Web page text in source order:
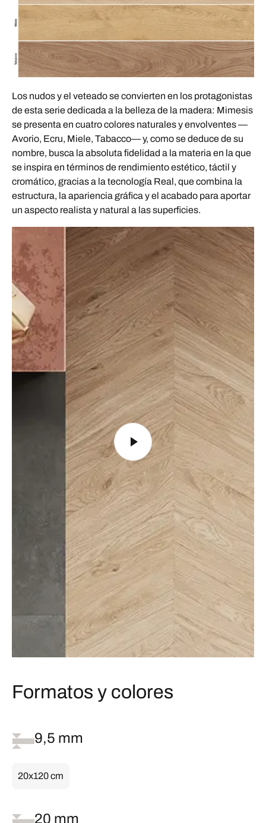
Los nudos y el veteado se convierten en los protagonistas
de esta serie dedicada a la belleza de la madera: Mimesis
se presenta en cuatro colores naturales y envolventes —
Avorio, Ecru, Miele, Tabacco— y, como se deduce de su
nombre, busca la absoluta fidelidad a la materia en la que
se inspira en términos de rendimiento estético, táctil y
cromático, gracias a la tecnología Real, que combina la
estructura, la apariencia gráfica y el acabado para aportar
un aspecto realista y natural a las superficies.
Formatos y colores
9,5 mm
20x120 cm
20 mm